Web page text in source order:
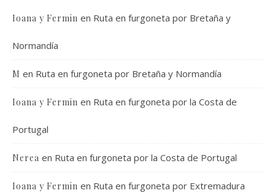
Ioana y Fermin en Ruta en furgoneta por Bretaña y
Normandía
M en Ruta en furgoneta por Bretaña y Normandía
Ioana y Fermin en Ruta en furgoneta por la Costa de
Portugal
Nerea en Ruta en furgoneta por la Costa de Portugal
Ioana y Fermin en Ruta en furgoneta por Extremadura